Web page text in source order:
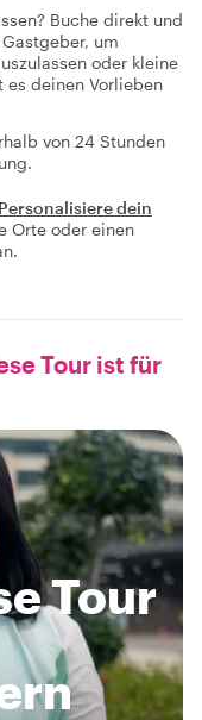
Buche direkt und
um
oder kleine
es deinen Vorlieben
von 24 Stunden
Personalisiere dein
Orte oder einen
Tour ist für
Tour